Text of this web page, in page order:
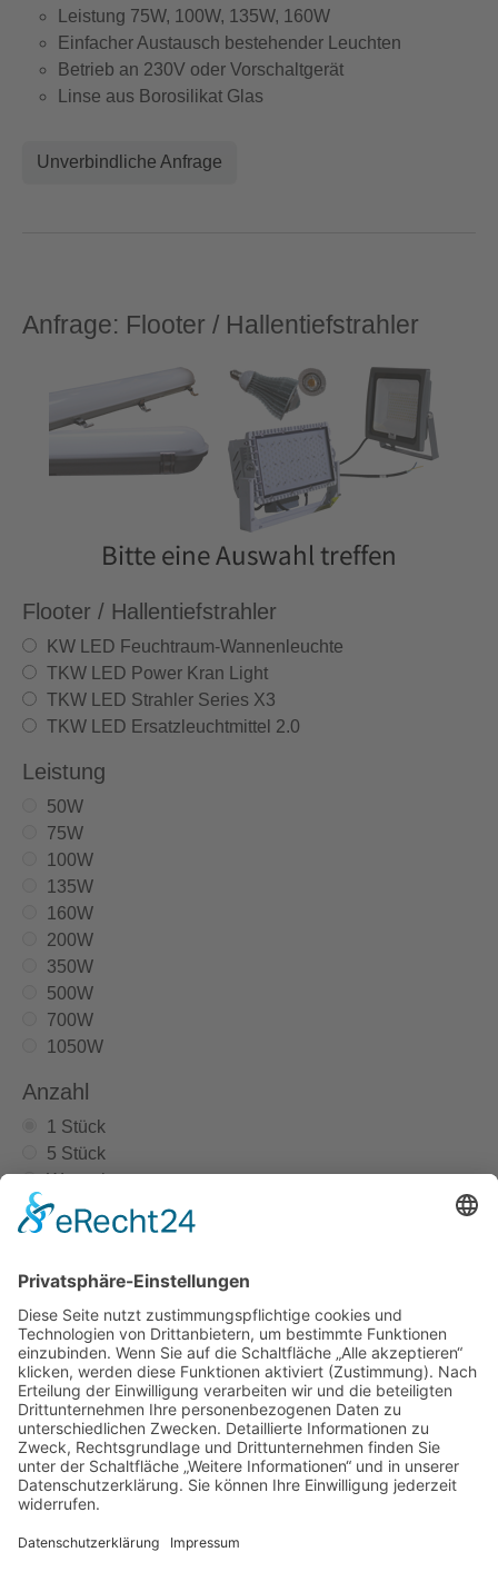
Leistung 75W, 100W, 135W, 160W
Einfacher Austausch bestehender Leuchten
Betrieb an 230V oder Vorschaltgerät
Linse aus Borosilikat Glas
Unverbindliche Anfrage
Anfrage: Flooter / Hallentiefstrahler
Flooter / Hallentiefstrahler
KW LED Feuchtraum-Wannenleuchte
TKW LED Power Kran Light
TKW LED Strahler Series X3
TKW LED Ersatzleuchtmittel 2.0
Leistung
50W
75W
100W
135W
160W
200W
350W
500W
700W
1050W
Anzahl
1 Stück
5 Stück
Wunschmenge
Telefon: +49 (0) 21 73/10 16 83
E-Mail:info@tkw-kabeltechnik.de